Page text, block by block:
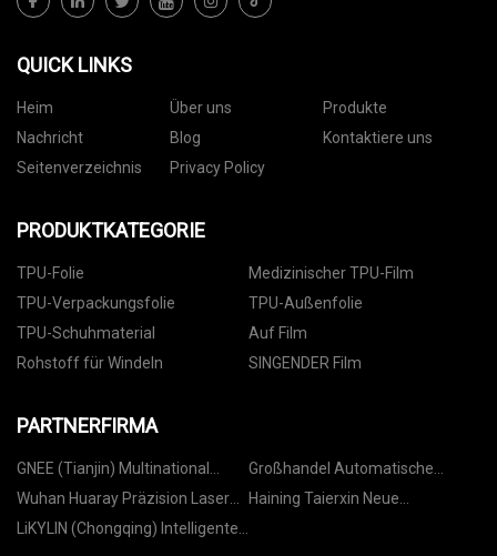
QUICK LINKS
Heim Über uns
Produkte
Nachricht
Blog
Kontaktiere uns
Seitenverzeichnis
Privacy Policy
PRODUKTKATEGORIE
TPU-Folie
Medizinischer TPU-Film
TPU-Verpackungsfolie
TPU-Außenfolie
TPU-Schuhmaterial
Auf Film
Rohstoff für Windeln
SINGENDER Film
PARTNERFIRMA
GNEE (Tianjin) Multinational
Handel Co., Ltd
Großhandel Automatische
Wasserpumpe
Wuhan Huaray Präzision Laser
Co., Ltd.
Haining Taierxin Neue
LiKYLIN (Chongqing) Intelligente